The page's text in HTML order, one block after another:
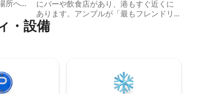
所へ
、毎日
ニ
供し
にバーや飲食店があり、港もすぐ近くに
あります。アンブルが「最もフレンドリ
ーな港」として知られている理由がすぐ
にわかります。 1泊以上のご宿泊が可能
い方のための場所です。リラックスし
た、フレンドリーで、気が合うゲストと
・設備